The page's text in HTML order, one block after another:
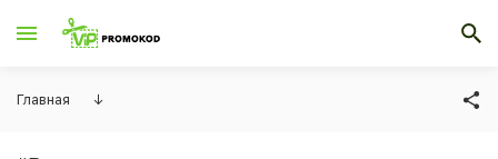
Главная ↓